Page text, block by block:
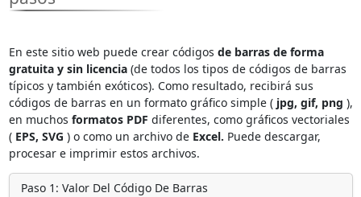
En este sitio web puede crear códigos de barras de forma
gratuita y sin licencia(de todos los tipos de códigos de barras
típicos y también exóticos). Como resultado, recibirá sus
códigos de barras en un formato gráfico simple ( jpg, gif, png ),
en muchos formatos PDF diferentes, como gráficos vectoriales
( EPS, SVG ) o como un archivo de Excel. Puede descargar,
procesar e imprimir estos archivos.
Paso 1: Valor Del Código De Barras